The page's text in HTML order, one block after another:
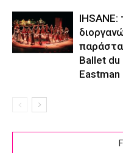
Ballet du
Eastman